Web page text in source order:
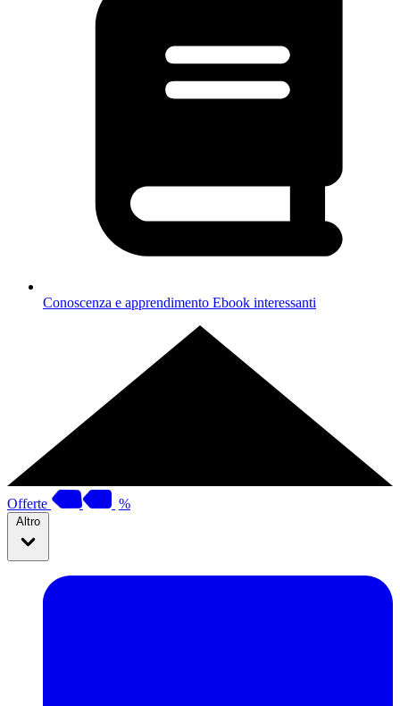
Conoscenza e apprendimento Ebook interessanti
Offerte %
Altro